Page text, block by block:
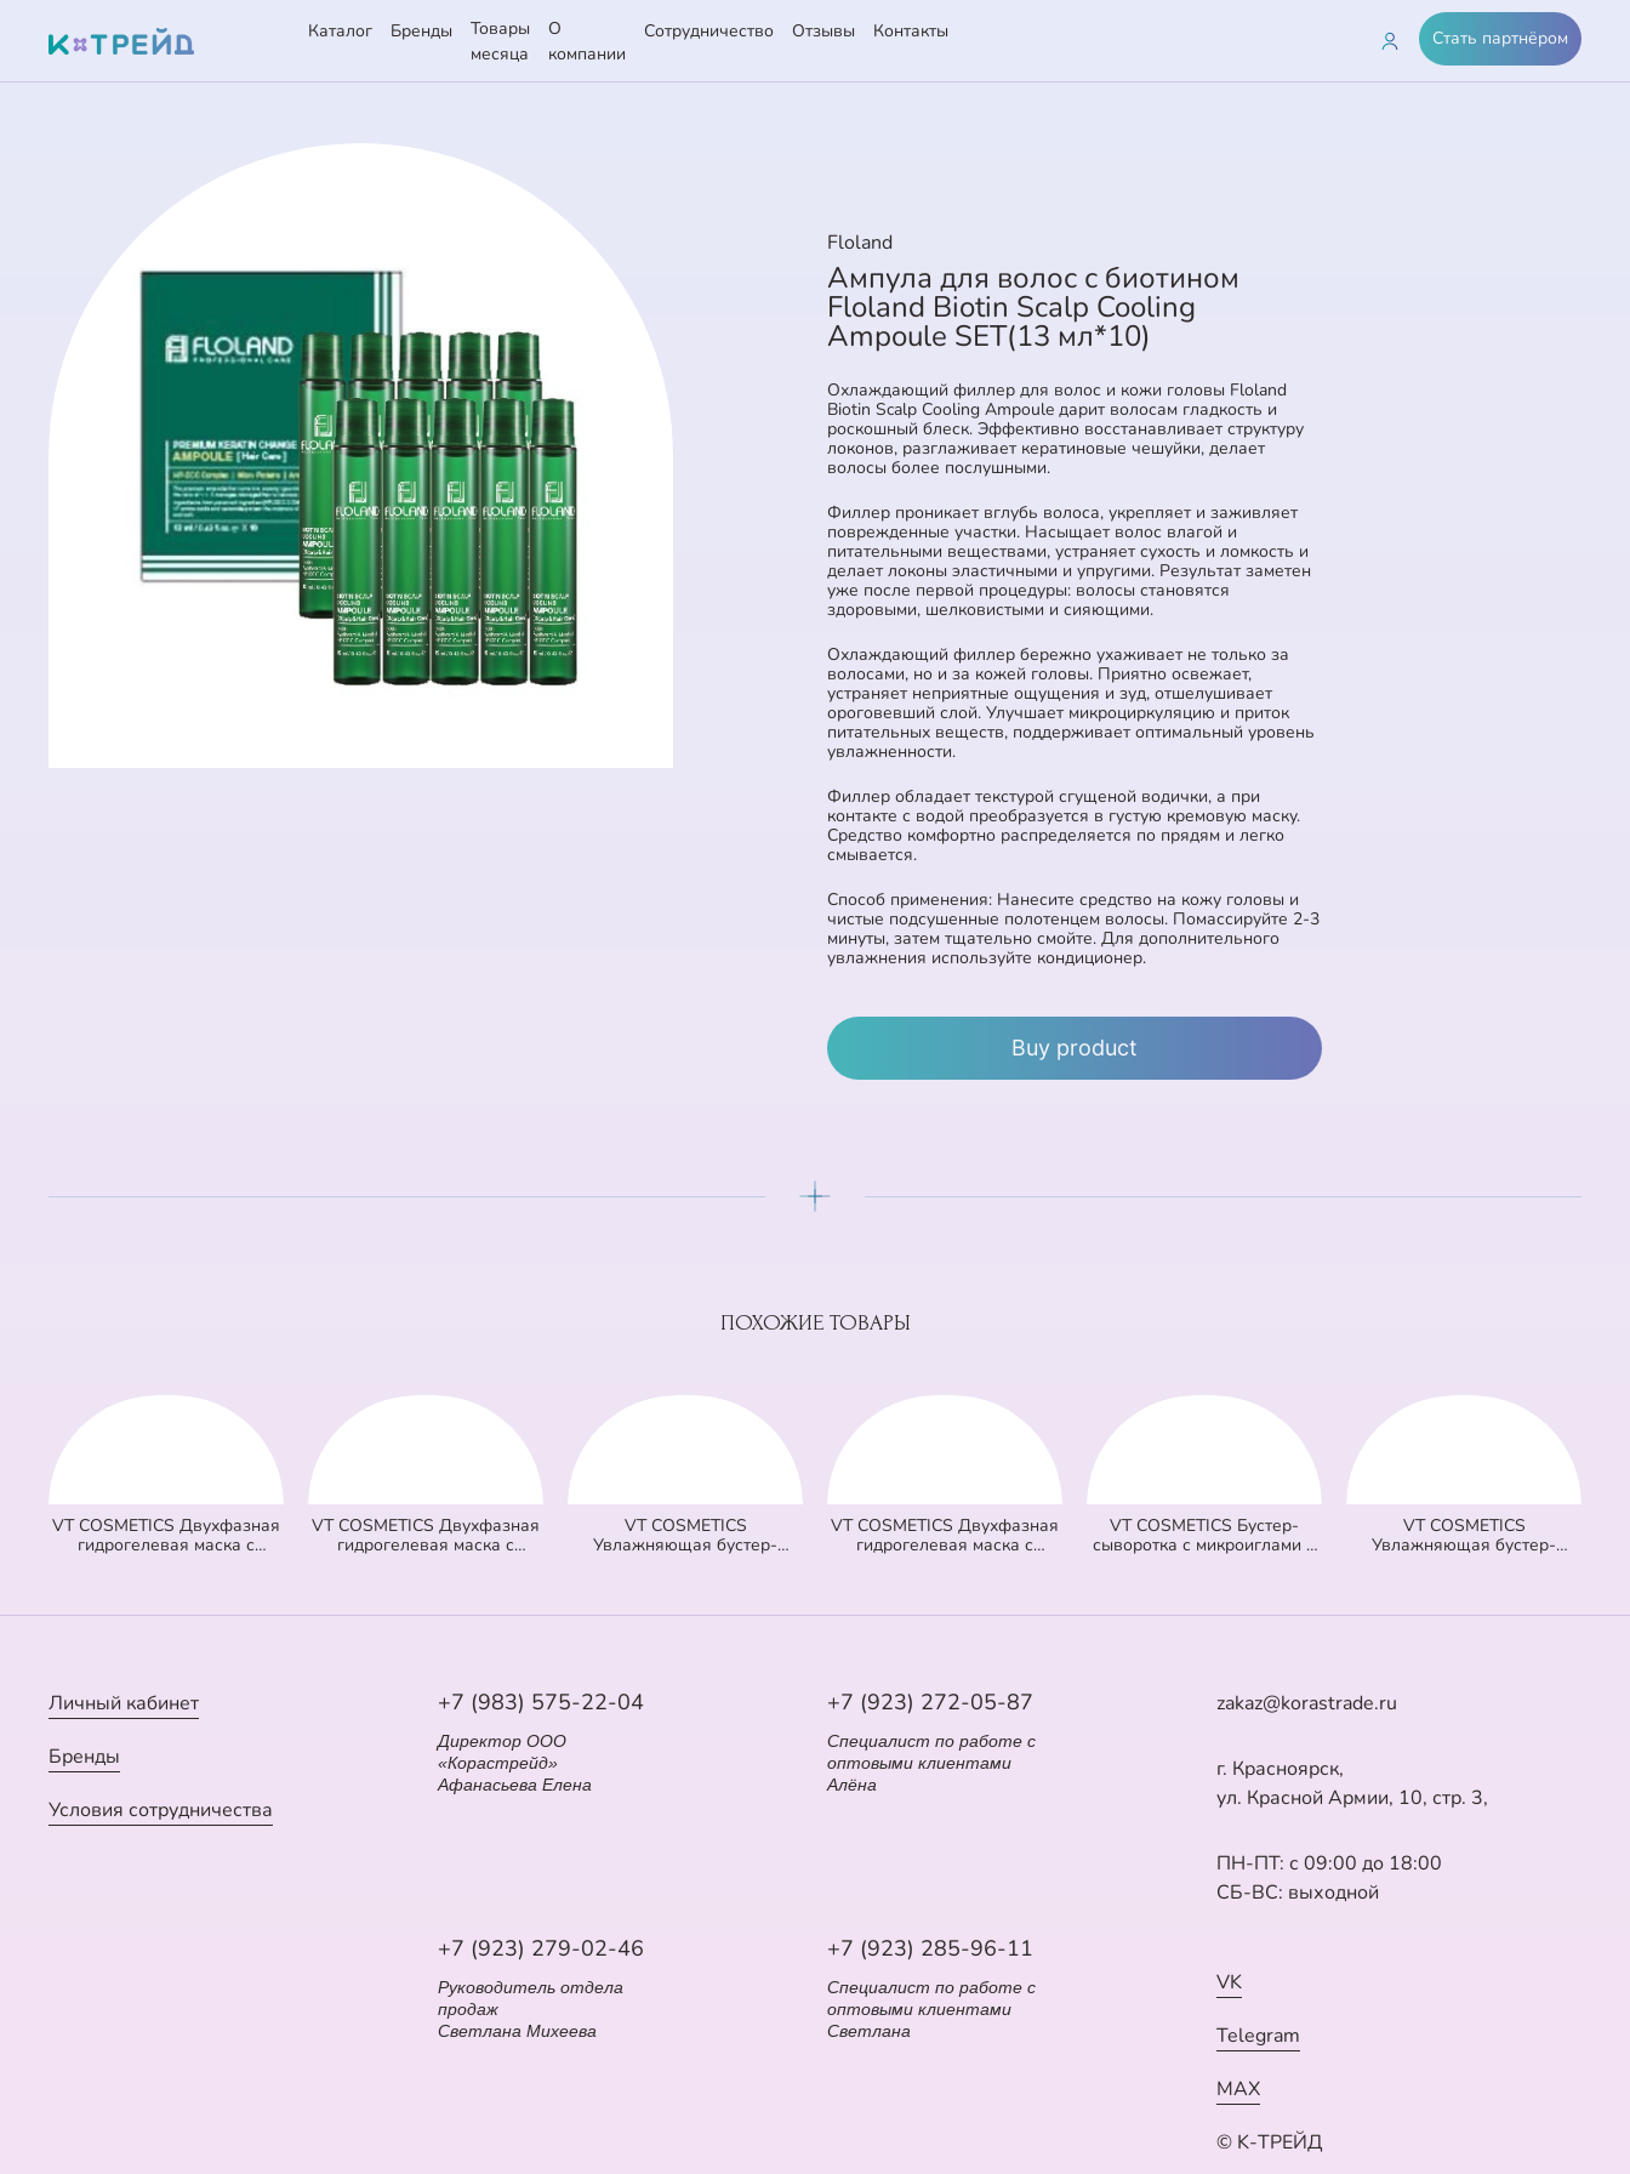
Каталог Бренды
Товары
месяца
О
компании
Сотрудничество Отзывы Контакты Стать партнёром
Floland
Ампула для волос с биотином
Floland Biotin Scalp Cooling
Ampoule SET(13 мл*10)
Охлаждающий филлер для волос и кожи головы Floland
Biotin Scalp Cooling Ampoule дарит волосам гладкость и
роскошный блеск. Эффективно восстанавливает структуру
локонов, разглаживает кератиновые чешуйки, делает
волосы более послушными.
Филлер проникает вглубь волоса, укрепляет и заживляет
поврежденные участки. Насыщает волос влагой и
питательными веществами, устраняет сухость и ломкость и
делает локоны эластичными и упругими. Результат заметен
уже после первой процедуры: волосы становятся
здоровыми, шелковистыми и сияющими.
Охлаждающий филлер бережно ухаживает не только за
волосами, но и за кожей головы. Приятно освежает,
устраняет неприятные ощущения и зуд, отшелушивает
ороговевший слой. Улучшает микроциркуляцию и приток
питательных веществ, поддерживает оптимальный уровень
увлажненности.
Филлер обладает текстурой сгущеной водички, а при
контакте с водой преобразуется в густую кремовую маску.
Средство комфортно распределяется по прядям и легко
смывается.
Способ применения: Нанесите средство на кожу головы и
чистые подсушенные полотенцем волосы. Помассируйте 2-3
минуты, затем тщательно смойте. Для дополнительного
увлажнения используйте кондиционер.
Buy product
ПОХОЖИЕ ТОВАРЫ
VT COSMETICS Двухфазная
гидрогелевая маска с
(оранжевая) (33 гр + 1,5 гр)
VT COSMETICS Двухфазная
гидрогелевая маска с
зеленая) (33 гр + 1,5 гр)
VT COSMETICS
Увлажняющая бустер-
VT COSMETICS Двухфазная
гидрогелевая маска с
VT COSMETICS Бустер-
сыворотка с микроиглами и
VT COSMETICS
Увлажняющая бустер-
Личный кабинет
Бренды
Условия сотрудничества
+7 (983) 575-22-04
Директор ООО
«Корастрейд»
Афанасьева Елена
+7 (923) 272-05-87
Специалист по работе с
оптовыми клиентами
Алёна
+7 (923) 279-02-46
Руководитель отдела
продаж
Светлана Михеева
+7 (923) 285-96-11
Специалист по работе с
оптовыми клиентами
Светлана
zakaz@korastrade.ru
г. Красноярск,
ул. Красной Армии, 10, стр. 3,
ПН-ПТ: с 09:00 до 18:00
СБ-ВС: выходной
VK
Telegram
MAX
© K-ТРЕЙД